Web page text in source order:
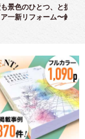
景色のひとつ、と捉え
一新リフォーム〜鈴木